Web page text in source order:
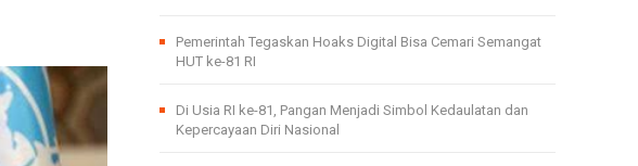
Pemerintah Tegaskan Hoaks Digital Bisa Cemari Semangat
HUT ke-81 RI
Di Usia RI ke-81, Pangan Menjadi Simbol Kedaulatan dan
Kepercayaan Diri Nasional